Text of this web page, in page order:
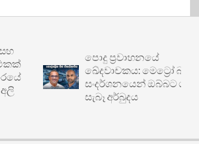
පොදු ප්‍රවාහනයේ
ඛේදවාචකය: මෙට්‍රෝ බස්
සංදර්ශනයෙන් ඔබ්බට ගිය
සැබෑ අර්බුදය